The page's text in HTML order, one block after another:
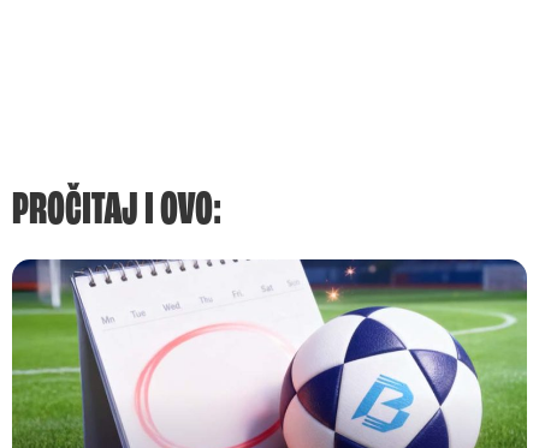
PROČITAJ I OVO: